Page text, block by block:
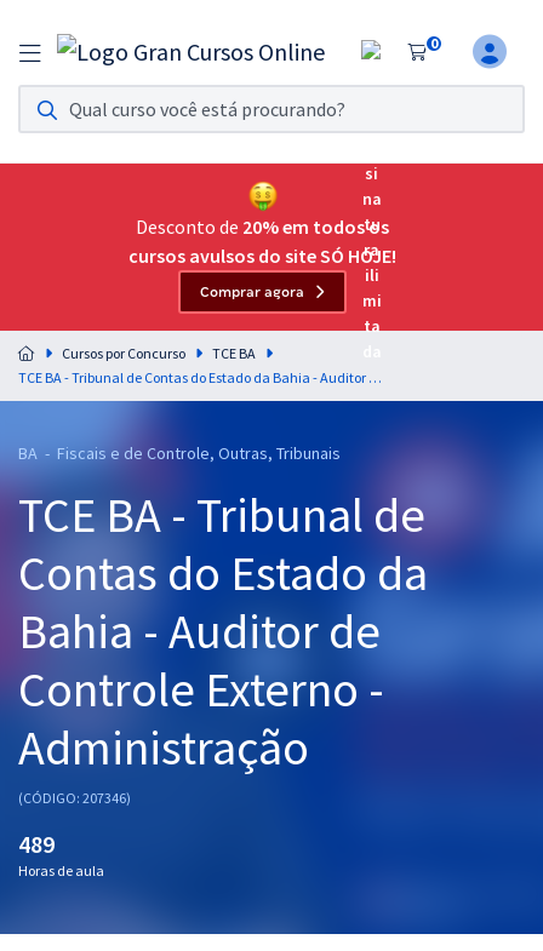
0
Assinatura Ilimitada 11
Acesso a todos os cursos. Teste grátis por 7 dias!
Assinatura OAB Até Passar
Acesso ilimitado a toda preparação para o Exame da
Residências Multiprofissionais
Preparação completa e intensiva para as principais
residências em saúde do Brasil
Cursos 20% OFF
Pós
Graduação
OAB
Mentorias
Questões grátis
Conteúdo gratuito
Aprovados
Desconto de 20% em todos os
cursos avulsos do site SÓ HOJE!
Comprar agora
Cursos por Concurso
TCE BA
TCE BA - Tribunal de Contas do Estado da Bahia - Auditor de Controle Externo - Administração
BA - Fiscais e de Controle, Outras, Tribunais
TCE BA - Tribunal de
Contas do Estado da
Bahia - Auditor de
Controle Externo -
Administração
(CÓDIGO: 207346)
489
Horas de aula